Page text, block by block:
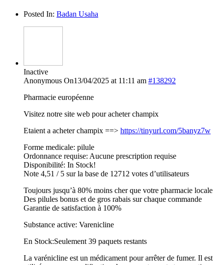
Posted In: Badan Usaha
Inactive
Anonymous On13/04/2025 at 11:11 am #138292
Pharmacie européenne
Visitez notre site web pour acheter champix
Etaient a acheter champix ==> https://tinyurl.com/5banyz7w
Forme medicale: pilule
Ordonnance requise: Aucune prescription requise
Disponibilité: In Stock!
Note 4,51 / 5 sur la base de 12712 votes d’utilisateurs
Toujours jusqu’à 80% moins cher que votre pharmacie locale
Des pilules bonus et de gros rabais sur chaque commande
Garantie de satisfaction à 100%
Substance active: Varenicline
En Stock:Seulement 39 paquets restants
La varénicline est un médicament pour arrêter de fumer. Il est